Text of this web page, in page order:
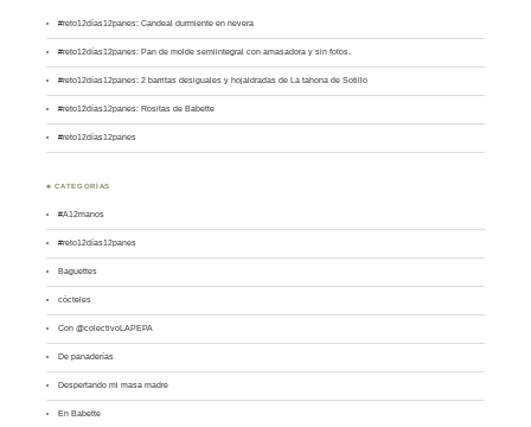
#reto12días12panes: Candeal durmiente en nevera
#reto12días12panes: Pan de molde semiintegral con amasadora y sin fotos.
#reto12días12panes: 2 barritas desiguales y hojaldradas de La tahona de Sotillo
#reto12días12panes: Rositas de Babette
#reto12días12panes
♣ CATEGORÍAS
#A12manos
#reto12días12panes
Baguettes
cócteles
Con @colectivoLAPEPA
De panaderías
Despertando mi masa madre
En Babette